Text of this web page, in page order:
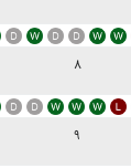
۸
۹